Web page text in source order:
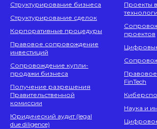
Структурирование бизнеса
Структурирование сделок
Корпоративные процедуры
Правовое сопровождение
инвестиций
Сопровождение купли-
продажи бизнеса
Получение разрешения
Правительственной
комиссии
Юридический аудит (legal
due diligence)
Проекты
проектов
FinTech
Наука и